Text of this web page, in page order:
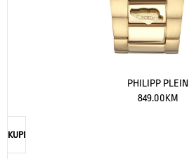
PHILIPP PLEIN
849.00KM
KUPI